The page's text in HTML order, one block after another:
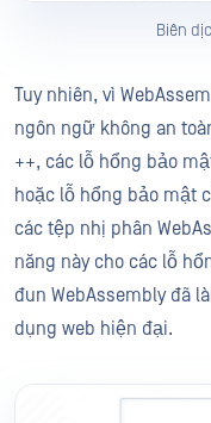
Biên
Tuy nhiên, vì
ngôn ngữ không an
++, các lỗ hổng bảo
hoặc lỗ hổng bảo mật
các tệp nhị phân
năng này cho các lỗ
đun WebAssembly đã
dụng web hiện đại.